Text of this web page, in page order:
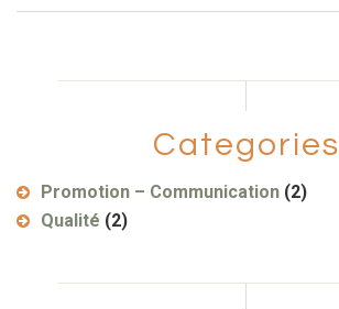
Categories
Promotion – Communication (2)
Qualité (2)